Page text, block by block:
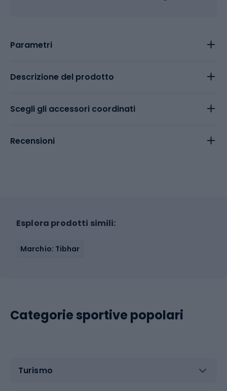
Parametri
Descrizione del prodotto
Scegli gli accessori coordinati
Recensioni
Esplora prodotti simili:
Marchio: Tibhar
Categorie sportive popolari
Turismo